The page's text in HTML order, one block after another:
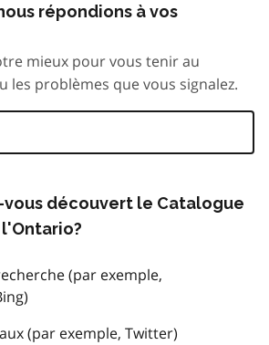
répondions à vos
mieux pour vous tenir au
les problèmes que vous signalez.
vous découvert le Catalogue
(par exemple,
(par exemple, Twitter)